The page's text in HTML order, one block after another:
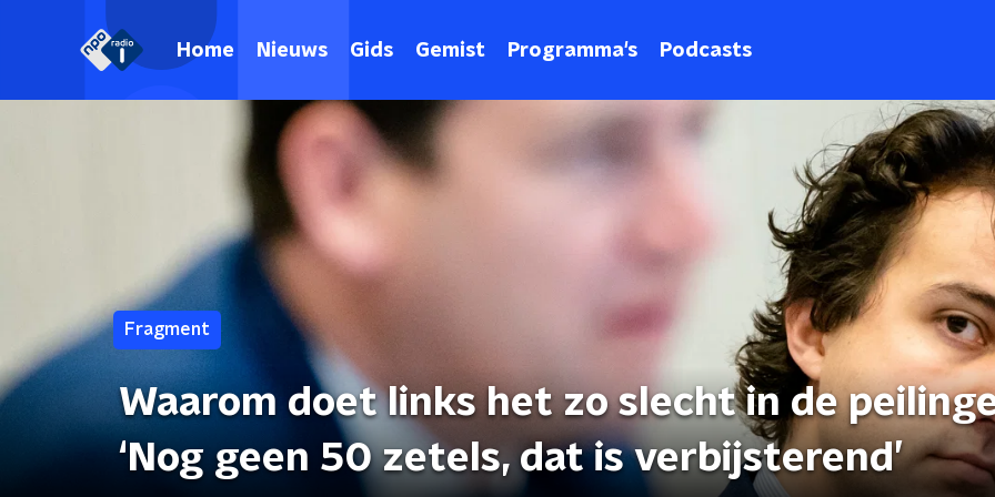
Home Nieuws Gids Gemist Programma's Podcasts
Fragment
Waarom doet links het zo slecht in de
‘Nog geen 50 zetels, dat is verbijsterend’